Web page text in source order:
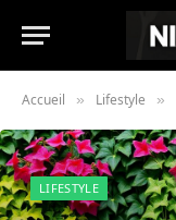
Accueil » Lifestyle »
LIFESTYLE